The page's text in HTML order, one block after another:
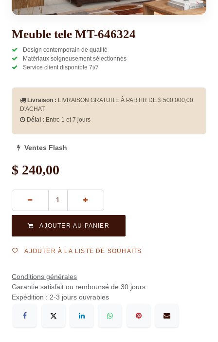
Meuble tele MT-646324
Design contemporain de qualité
Matériaux soigneusement sélectionnés
Service client disponible 7j/7
Livraison : LIVRAISON GRATUITE À PARTIR DE $ 500 000,00
D'ACHAT
Délai : Entre 1 et 7 jours
Ventes Flash
$ 240,00
AJOUTER AU PANIER
AJOUTER À LA LISTE DE SOUHAITS
Conditions générales
Garantie satisfait ou remboursé de 30 jours
Expédition : 2-3 jours ouvrables